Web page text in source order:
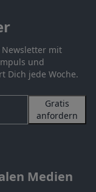
Newsletter mit
und
Dich jede Woche.
Gratis
anfordern
Medien